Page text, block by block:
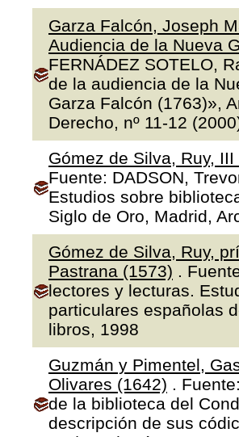
Garza Falcón, Joseph
Audiencia de la Nueva
FERNÁDEZ SOTELO,
de la audiencia de la
Garza Falcón (1763)»,
Derecho, nº 11-12
Gómez de Silva, Ruy,
Fuente: DADSON,
Estudios sobre
Siglo de Oro, Madrid,
Gómez de Silva, Ruy,
Pastrana (1573) .
lectores y lecturas.
particulares españolas
libros, 1998
Guzmán y Pimentel,
Olivares (1642) .
de la biblioteca del
descripción de sus